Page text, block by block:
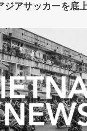
ジアサッカーを底